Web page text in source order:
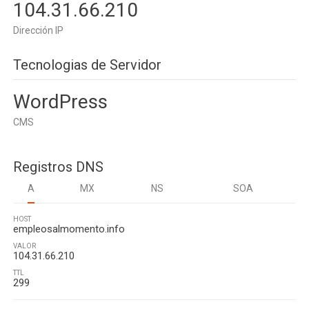
104.31.66.210
Dirección IP
Tecnologias de Servidor
WordPress
CMS
Registros DNS
A MX NS SOA
HOST
empleosalmomento.info
VALOR
104.31.66.210
TTL
299